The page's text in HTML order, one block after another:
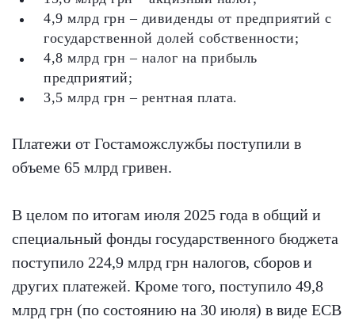
4,9 млрд грн – дивиденды от предприятий с
государственной долей собственности;
4,8 млрд грн – налог на прибыль
предприятий;
3,5 млрд грн – рентная плата.
Платежи от Гостаможслужбы поступили в
объеме 65 млрд гривен.
В целом по итогам июля 2025 года в общий и
специальный фонды государственного бюджета
поступило 224,9 млрд грн налогов, сборов и
других платежей. Кроме того, поступило 49,8
млрд грн (по состоянию на 30 июля) в виде ЕСВ